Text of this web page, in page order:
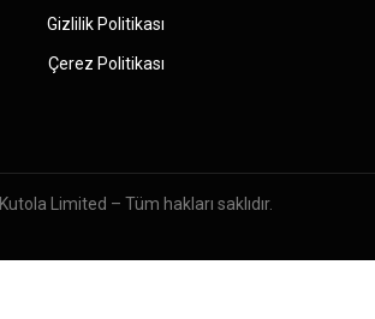
Gizlilik Politikası
Çerez Politikası
Kutola Limited – Tüm hakları saklıdır.